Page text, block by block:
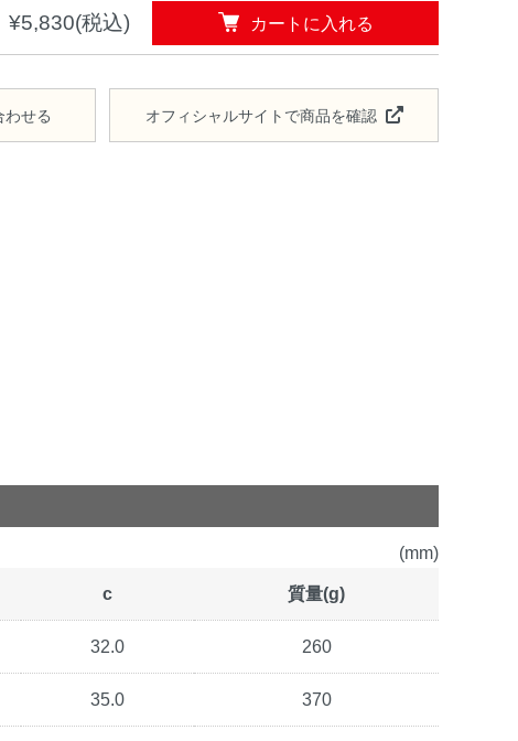
¥5,830(税込) カートに入れる
わせる オフィシャルサイトで商品を確認
(mm)
c 質量(g)
32.0 260
35.0 370